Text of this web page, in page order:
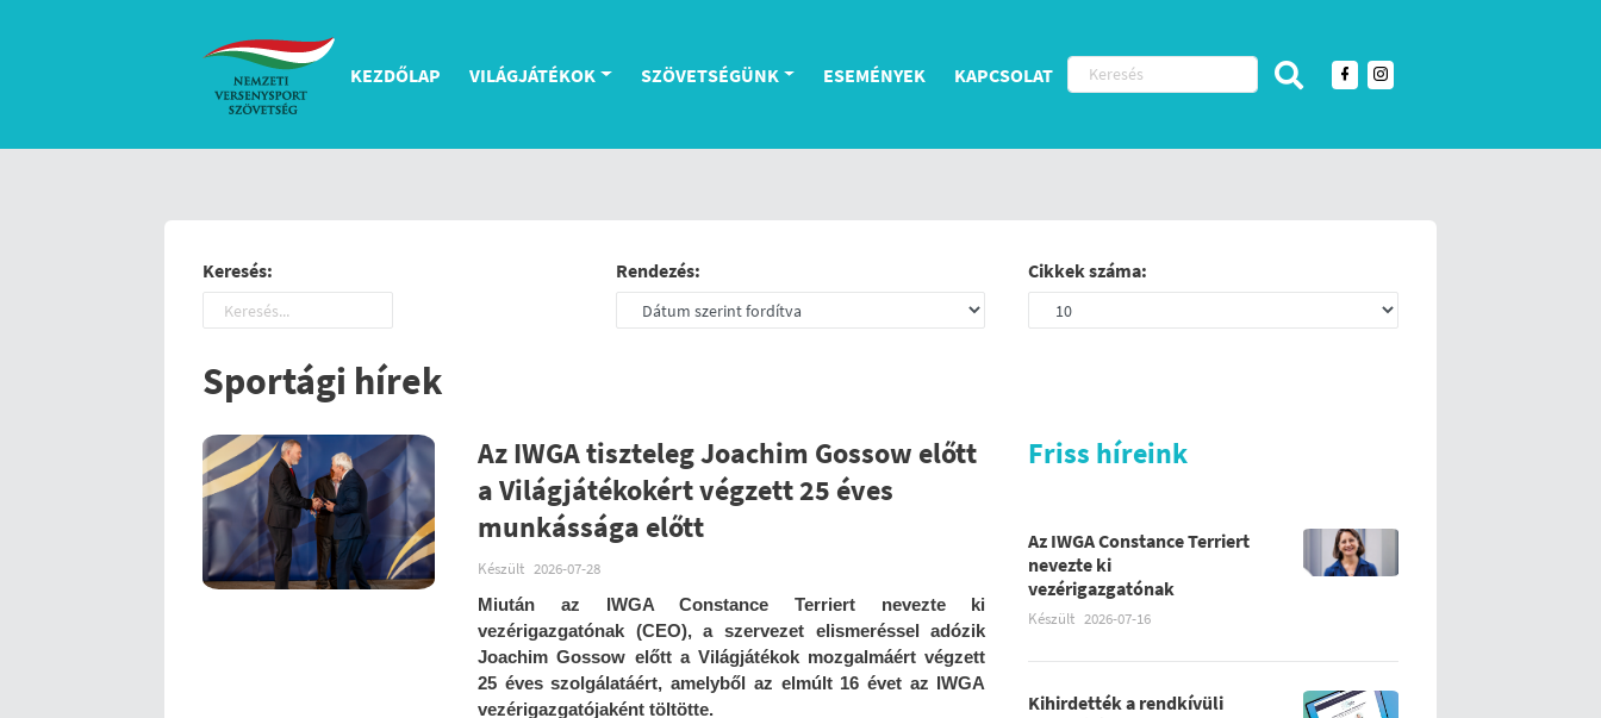
KEZDŐLAP VILÁGJÁTÉKOK SZÖVETSÉGÜNK ESEMÉNYEK KAPCSOLAT
Keresés: Rendezés: Cikkek száma:
Sportági hírek
Az IWGA tiszteleg Joachim Gossow előtt
a Világjátékokért végzett 25 éves
munkássága előtt
Készült 2026-07-28
Miután az IWGA Constance Terriert nevezte ki
vezérigazgatónak (CEO), a szervezet elismeréssel adózik
Joachim Gossow előtt a Világjátékok mozgalmáért végzett
25 éves szolgálatáért, amelyből az elmúlt 16 évet az IWGA
vezérigazgatójaként töltötte.
Friss híreink
Az IWGA Constance Terriert
nevezte ki
vezérigazgatónak
Készült 2026-07-16
Kihirdették a rendkívüli